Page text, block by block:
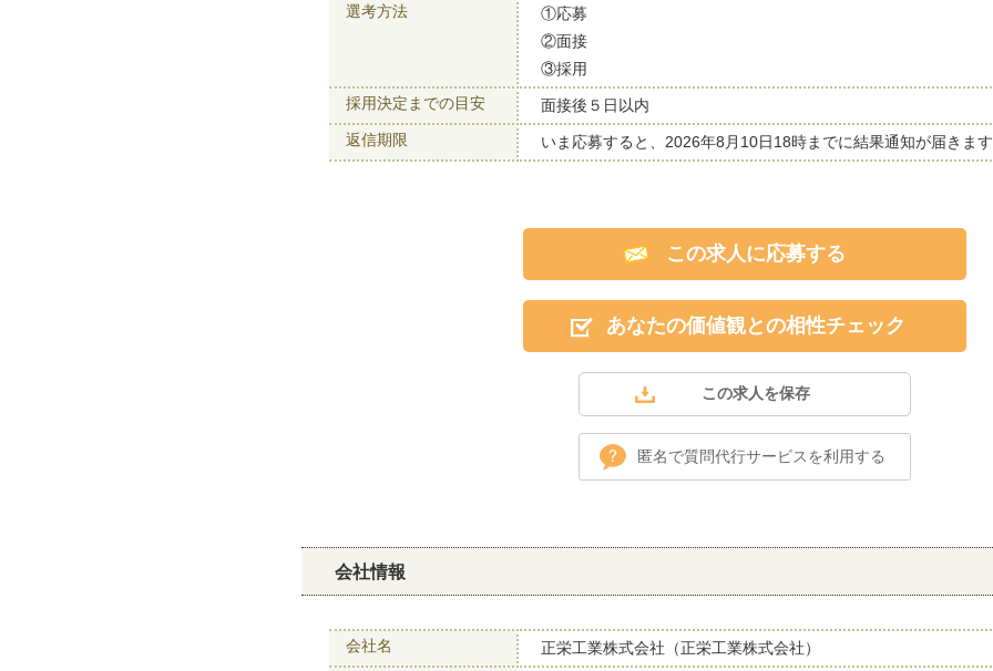
選考方法
①応募
②面接
③採用
採用決定までの目安
面接後５日以内
返信期限
いま応募すると、2026年8月10日18時までに結果通知が届きま
この求人に応募する
あなたの価値観との相性チェック
匿名で質問代行サービスを利用する
会社情報
会社名
正栄工業株式会社（正栄工業株式会社）